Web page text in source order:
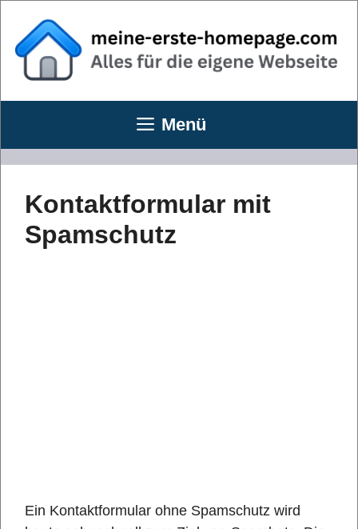
Inhalt
springen
Menü
Kontaktformular mit
Spamschutz
Ein Kontaktformular ohne Spamschutz wird